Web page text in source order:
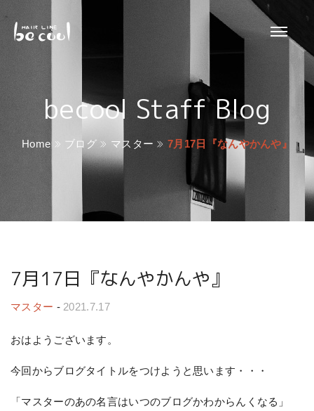
becool Staff Blog
Home ブログ マスター 7月17日『なんやかんや』
7月17日『なんやかんや』
マスター - 2021.7.17
おはようございます。
今回からブログタイトルをつけようと思います・・・
「マスターのあの名言はいつのブログかわからんくなる」